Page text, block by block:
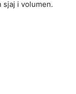
sjaj i volumen.